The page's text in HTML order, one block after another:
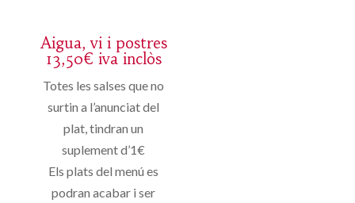
Aigua, vi i postres
13,50€ iva inclòs
Totes les salses que no
surtin a l’anunciat del
plat, tindran un
suplement d’1€
Els plats del menú es
podran acabar i ser